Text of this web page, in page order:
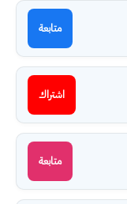
متابعة
اشتراك
متابعة